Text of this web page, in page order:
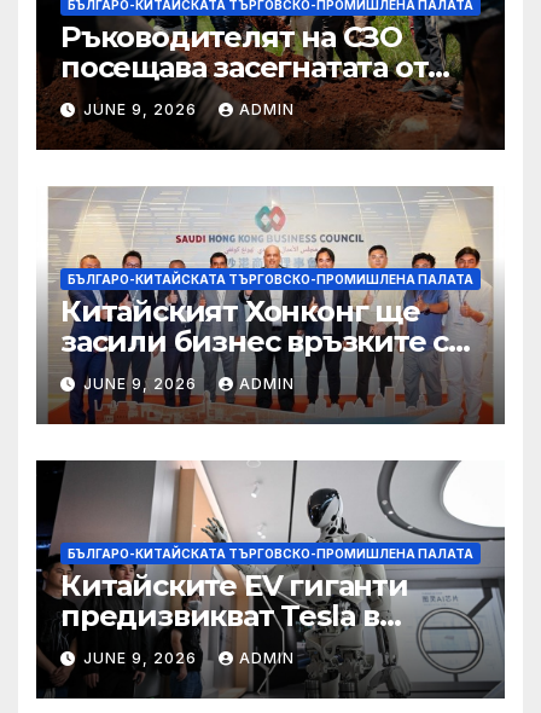
БЪЛГАРО-КИТАЙСКАТА ТЪРГОВСКО-ПРОМИШЛЕНА ПАЛАТА
Ръководителят на СЗО
посещава засегнатата от
Ебола Уганда, след като
вирусът се разпространява
от ДРК
JUNE 9, 2026 ADMIN
БЪЛГАРО-КИТАЙСКАТА ТЪРГОВСКО-ПРОМИШЛЕНА ПАЛАТА
Китайският Хонконг ще
засили бизнес връзките си
със Саудитска Арабия
JUNE 9, 2026 ADMIN
БЪЛГАРО-КИТАЙСКАТА ТЪРГОВСКО-ПРОМИШЛЕНА ПАЛАТА
Китайските EV гиганти
предизвикват Tesla в
надпреварата за
комерсиализиране на
хуманоидни роботи
JUNE 9, 2026 ADMIN